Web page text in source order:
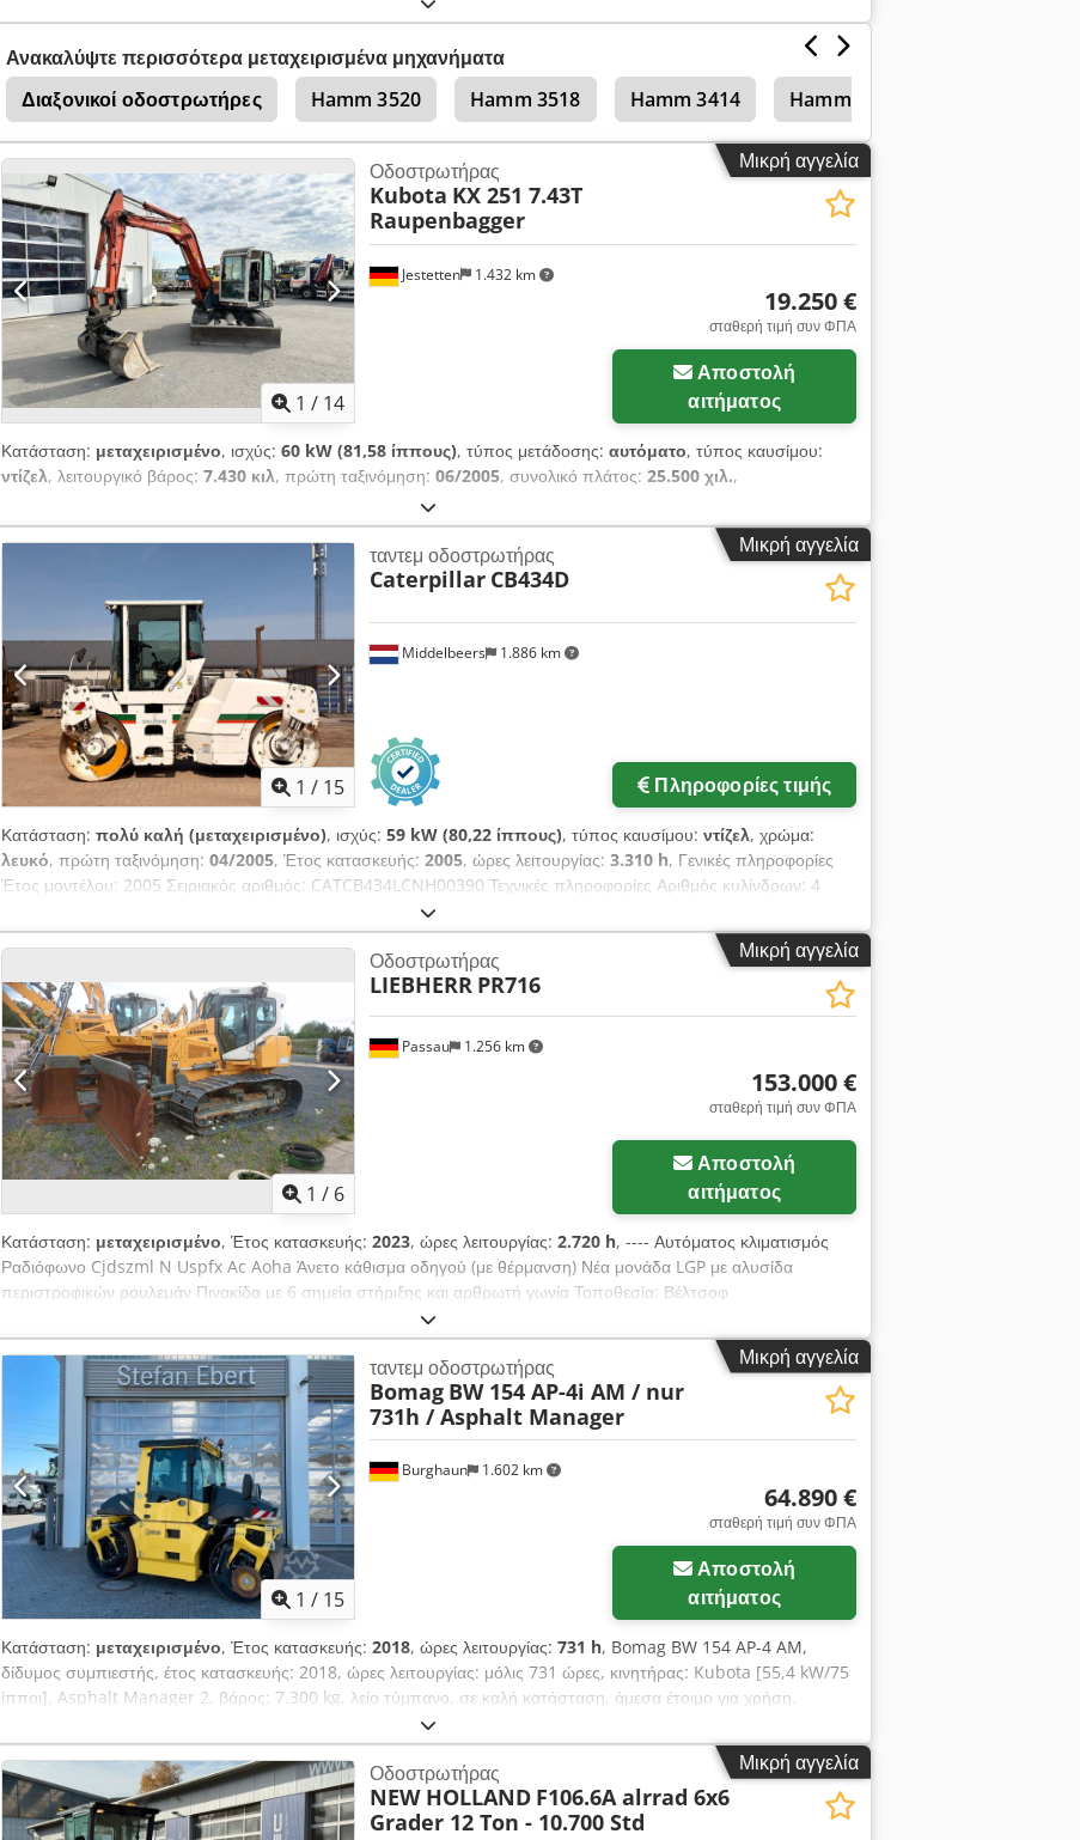
Ανακαλύψτε περισσότερα μεταχειρισμένα μηχανήματα
Διαξονικοί οδοστρωτήρες
Hamm 3520 Hamm 3518 Hamm 3414 Hamm 3412
Μικρή αγγελία
1 / 14
Jestetten 1.432 km
Οδοστρωτήρας
Kubota KX 251 7.43T
Raupenbagger
19.250 €
σταθερή τιμή συν ΦΠΑ
Αποστολή
αιτήματος
Κατάσταση: μεταχειρισμένο, ισχύς: 60 kW (81,58 ίππους), τύπος μετάδοσης: αυτόματο, τύπος καυσίμου:
ντίζελ, λειτουργικό βάρος: 7.430 κιλ, πρώτη ταξινόμηση: 06/2005, συνολικό πλάτος: 25.500 χιλ.,
Μικρή αγγελία
1 / 15
Middelbeers 1.886 km
ταντεμ οδοστρωτήρας
Caterpillar CB434D
Πληροφορίες τιμής
Κατάσταση: πολύ καλή (μεταχειρισμένο), ισχύς: 59 kW (80,22 ίππους), τύπος καυσίμου: ντίζελ, χρώμα:
λευκό, πρώτη ταξινόμηση: 04/2005, Έτος κατασκευής: 2005, ώρες λειτουργίας: 3.310 h, Γενικές πληροφορίες
Έτος μοντέλου: 2005 Σειριακός αριθμός: CATCB434LCNH00390 Τεχνικές πληροφορίες Αριθμός κυλίνδρων: 4
Κυβισμός κινητήρα: 4.400 cc Κίνηση: Τροχοφόρο Καθαρό βάρος: 7.500 kg Cjdpfeyzz E Rjx Ac Aoha Λειτουργικά
Πλάτος εργασίας: 150 cm Κατάσταση Τεχνική κατάσταση: Πολύ καλή Οπτική κατάσταση: Πολύ καλή Ζημιές:
Καμία Οικονομικές πληροφορίες Τιμή: Κατόπιν αιτήματος Περαιτέρω πληροφορίες Επικοινωνήστε με τον Ernst
van Hek για περισσότερες πληροφορίες.
Μικρή αγγελία
1 / 6
Passau 1.256 km
Οδοστρωτήρας
LIEBHERR PR716
153.000 €
σταθερή τιμή συν ΦΠΑ
Αποστολή
αιτήματος
Κατάσταση: μεταχειρισμένο, Έτος κατασκευής: 2023, ώρες λειτουργίας: 2.720 h, ---- Αυτόματος κλιματισμός
Ραδιόφωνο Cjdszml N Uspfx Ac Aoha Άνετο κάθισμα οδηγού (με θέρμανση) Νέα μονάδα LGP με αλυσίδα
περιστροφικών ρουλεμάν Πινακίδα με 6 σημεία στήριξης και αρθρωτή γωνία Τοποθεσία: Βέλτσοφ
Μικρή αγγελία
1 / 15
Burghaun 1.602 km
ταντεμ οδοστρωτήρας
Bomag BW 154 AP-4i AM / nur
731h / Asphalt Manager
64.890 €
σταθερή τιμή συν ΦΠΑ
Αποστολή
αιτήματος
Κατάσταση: μεταχειρισμένο, Έτος κατασκευής: 2018, ώρες λειτουργίας: 731 h, Bomag BW 154 AP-4 AM,
δίδυμος συμπιεστής, έτος κατασκευής: 2018, ώρες λειτουργίας: μόλις 731 ώρες, κινητήρας: Kubota [55,4 kW/75
ίπποι], Asphalt Manager 2, βάρος: 7.300 kg, λείο τύμπανο, σε καλή κατάσταση, άμεσα έτοιμο για χρήση.
Κατόπιν αιτήματος, μπορούμε να σας προσφέρουμε μια πρόταση μίσθωσης ή χρηματοδότησης. Ο κ. Mihm (τηλ.
θα χαρούμε να σας εξυπηρετήσει. Περισσότερες πληροφορίες μπορείτε να βρείτε στην ιστοσελίδα μας.
Διατηρούμε το δικαίωμα αλλαγής τιμών και πώλησης πριν από την οριστική συμφωνία! Csdpfszq Tzysx Ac Asha
= Περισσότερες πληροφορίες = Επικοινωνήστε με τον Tobias Ebert για περισσότερες πληροφορίες.
Μικρή αγγελία
Οδοστρωτήρας
NEW HOLLAND F106.6A alrrad 6x6
Grader 12 Ton - 10.700 Std